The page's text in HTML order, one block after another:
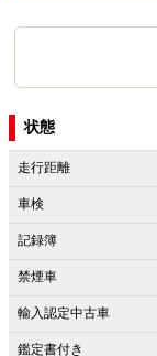
状態
走行距離
車検
記録簿
禁煙車
輸入認定中古車
鑑定書付き